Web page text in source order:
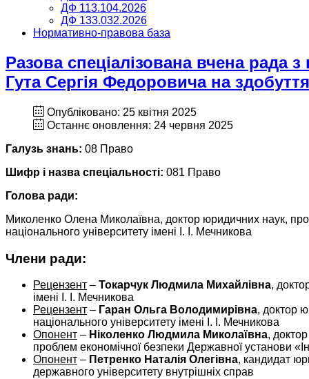
ДФ 113.104.2026
ДФ 133.032.2026
Нормативно-правова база
Разова спеціалізована вчена рада
Гута Сергія Федоровича на
Опубліковано: 25 квітня 2025
Останнє оновлення: 24 червня 2025
Галузь знань: 08 Право
Шифр і назва спеціальності: 081 Право
Голова ради:
Миколенко Олена Миколаївна, доктор юридичних наук,
національного університету імені І. І. Мечникова
Члени ради:
Рецензент – Токарчук Людмила Михайлівна,
імені І. І. Мечникова
Рецензент – Гаран Ольга Володимирівна, доктор
національного університету імені І. І. Мечникова
Опонент – Ніколенко Людмила Миколаївна,
проблем економічної безпеки Державної установи
Опонент – Петренко Наталія Олегівна, кандидат
державного університету внутрішніх справ